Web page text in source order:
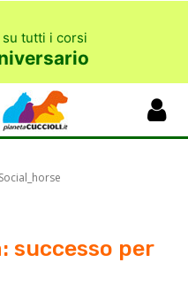
tutti i corsi
successo per